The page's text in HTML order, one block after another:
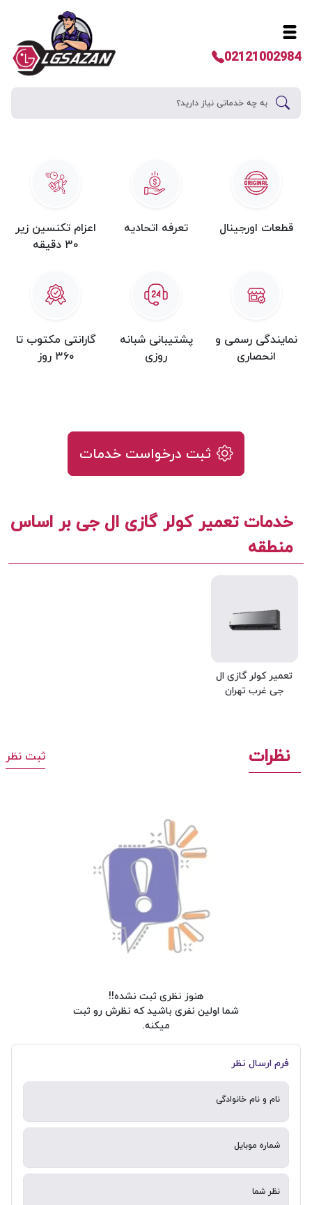
02121002984
خانه تعمیر کولر گازی ال جی
بازه هزینه تعمیرات تعمیر کولر گازی ال جی بر اساس منطقه:
از ۳۰۰,۰۰۰ تومان
ثبت درخواست
قطعات اورجینال تعرفه اتحادیه
اعزام تکنسین زیر
۳۰ دقیقه
نمایندگی رسمی و
انحصاری
پشتیبانی شبانه
روزی
گارانتی مکتوب تا
۳۶۰ روز
ثبت درخواست خدمات
خدمات تعمیر کولر گازی ال جی بر اساس
منطقه
تعمیر کولر گازی ال
جی غرب تهران
نظرات ثبت نظر
هنوز نظری ثبت نشده!!
شما اولین نفری باشید که نظرش رو ثبت
میکنه.
فرم ارسال نظر
نام و نام خانوادگی
شماره موبایل
نظر شما